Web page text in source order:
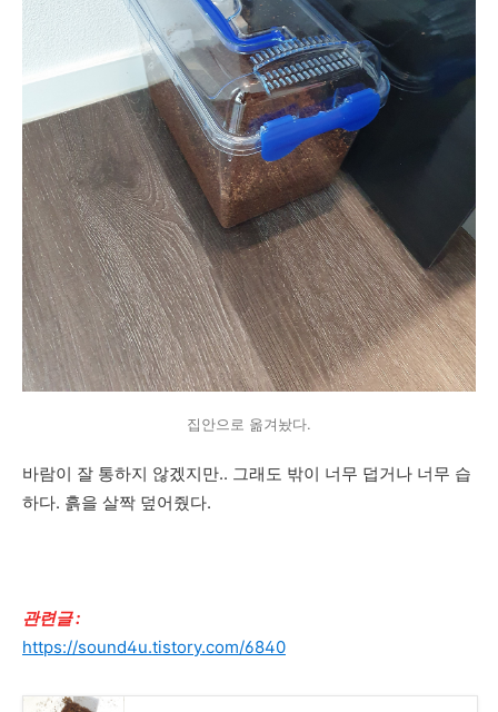
집안으로 옮겨놨다.
바람이 잘 통하지 않겠지만.. 그래도 밖이 너무 덥거나 너무 습
하다. 흙을 살짝 덮어줬다.
관련글 :
https://sound4u.tistory.com/6840